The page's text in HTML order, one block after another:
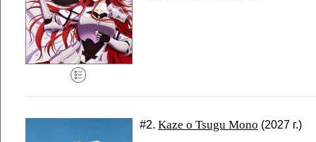
#2. Kaze o Tsugu Mono (2027 г.)